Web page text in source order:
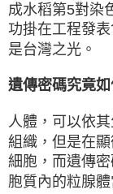
成水稻第5對染
功掛在工程發
是台灣之光。
遺傳密碼究竟如
人體，可以依
組織，但是在
細胞，而遺傳
胞質內的粒腺體